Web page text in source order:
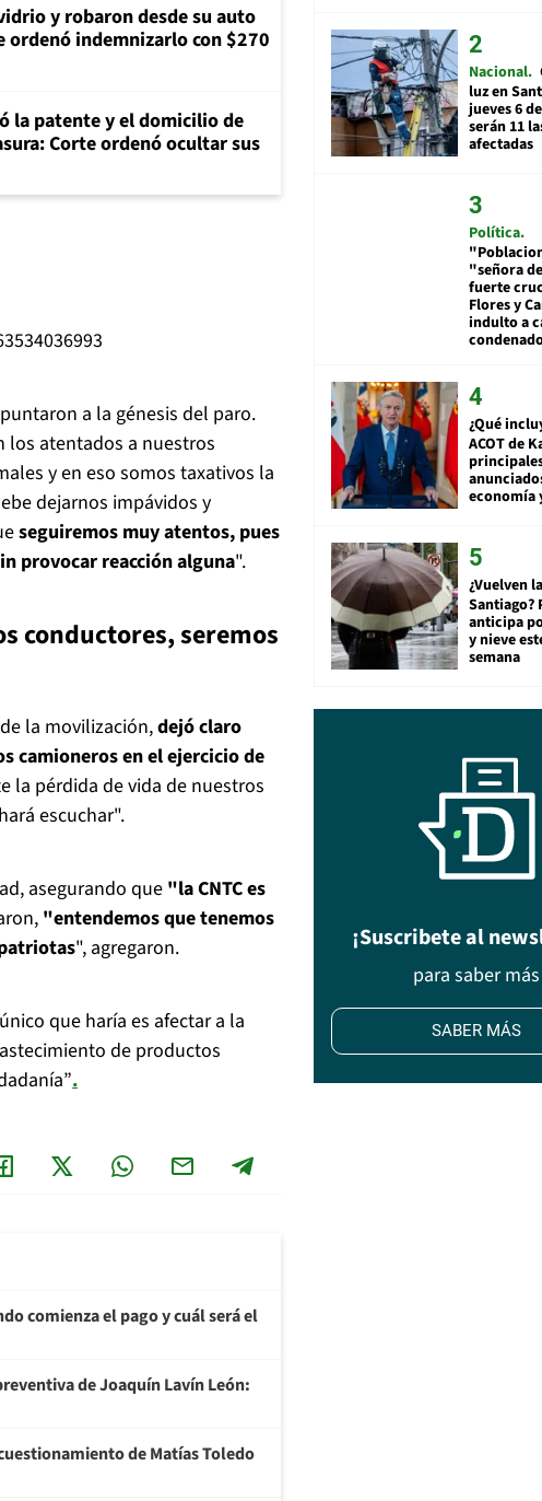
y robaron desde su auto
ordenó indemnizarlo con $270
la patente y el domicilio de
Corte ordenó ocultar sus
a la génesis del paro.
los atentados a nuestros
y en eso somos taxativos la
dejarnos impávidos y
seguiremos muy atentos, pues
provocar reacción alguna".
conductores, seremos
la movilización,dejó claro
camioneros en el ejercicio de
la pérdida de vida de nuestros
escuchar".
asegurando que "la CNTC es
"entendemos que tenemos
", agregaron.
que haría es afectar a la
de productos
.
comienza el pago y cuál será el
de Joaquín Lavín León:
de Matías Toledo
Nacional
luz en
jueves 6
serán 11
afectadas
Política
"señora
fuerte
Flores y
indulto a
¿Qué
ACOT de
economía
¿Vuelven
Santiago?
anticipa
y nieve
semana
¡Suscribete al
para saber más
SABER MÁS